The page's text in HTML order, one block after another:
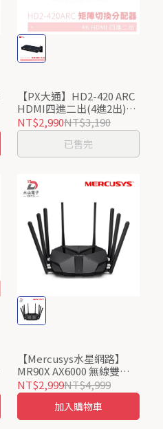
【PX大通】HD2-420 ARC
HDMI四進二出(4進2出)矩
陣式切換分配器/居家防疫
辦公上班上課
NT$2,990NT$3,190
已售完
【Mercusys水星網路】
MR90X AX6000 無線雙頻
WiFi 6 路由器
NT$2,999NT$4,999
加入購物車